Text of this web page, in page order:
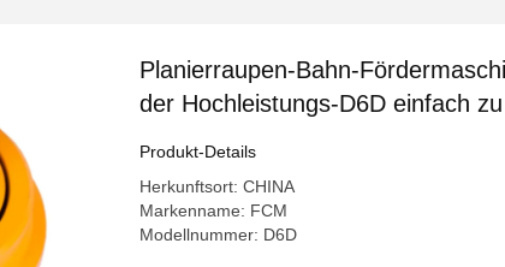
Planierraupen-Bahn-
der Hochleistungs-D6D einfach
Produkt-Details
Herkunftsort: CHINA
Markenname: FCM
Modellnummer: D6D